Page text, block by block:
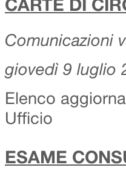
CARTE DI
Comunicazioni
giovedì 9 luglio
Elenco
Ufficio
ESAME